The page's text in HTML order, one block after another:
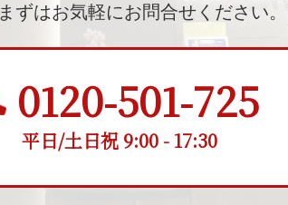
まずはお気軽にお問合せください。
0120-501-725
平日/土日祝 9:00 - 17:30